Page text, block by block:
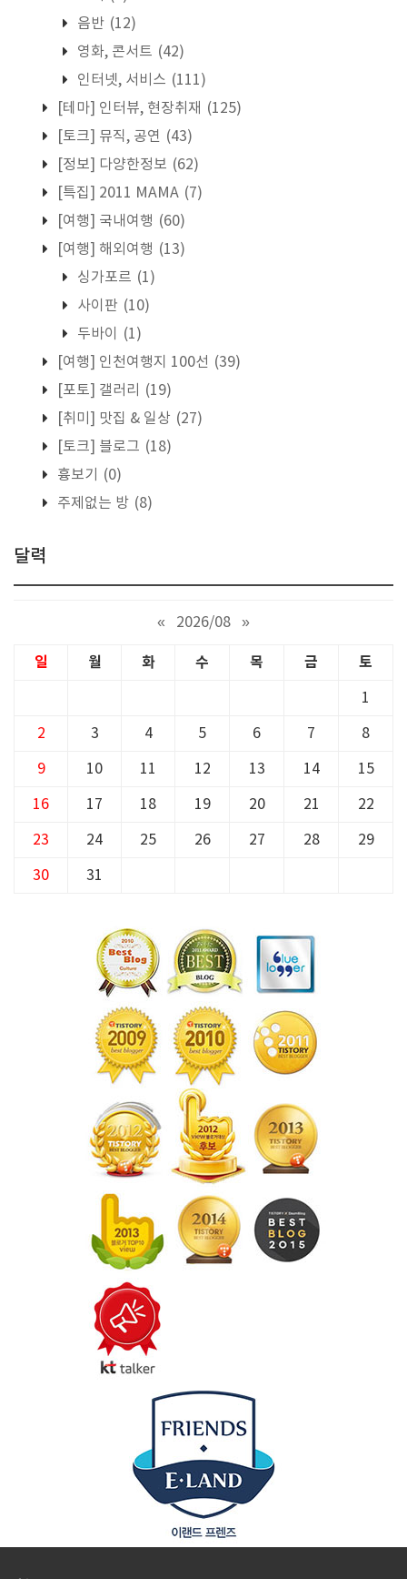
음반 (12)
영화, 콘서트 (42)
인터넷, 서비스 (111)
[테마] 인터뷰, 현장취재 (125)
[토크] 뮤직, 공연 (43)
[정보] 다양한정보 (62)
[특집] 2011 MAMA (7)
[여행] 국내여행 (60)
[여행] 해외여행 (13)
싱가포르 (1)
사이판 (10)
두바이
(1)
[여행] 인천여행지 100선 (39)
[포토] 갤러리
(19)
[취미] 맛집 & 일상 (27)
[토크] 블로그 (18)
흉보기
(0)
주제없는 방 (8)
달력
« 2026/08 »
일 월 화 수 목 금 토
1
2 3 4 5 6 7 8
9 10 11 12 13 14 15
16 17 18 19 20 21 22
23 24 25 26 27 28 29
30 31